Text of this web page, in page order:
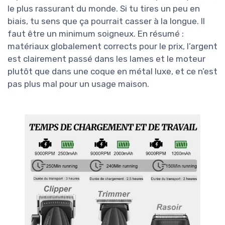
le plus rassurant du monde. Si tu tires un peu en
biais, tu sens que ça pourrait casser à la longue. Il
faut être un minimum soigneux. En résumé :
matériaux globalement corrects pour le prix, l’argent
est clairement passé dans les lames et le moteur
plutôt que dans une coque en métal luxe, et ce n’est
pas plus mal pour un usage maison.